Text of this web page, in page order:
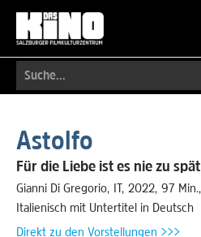
main
content
Suche...
Astolfo
Für die Liebe ist es nie zu spät
Gianni Di Gregorio IT 2022 97 Min.
Italienisch mit Untertitel in Deutsch
Direkt zu den Vorstellungen >>>